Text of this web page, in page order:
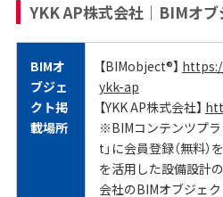
YKK AP株式会社｜BIMオ
BIMオ
ブジェ
クト掲
載場所
【BIMobject®】
ykk-ap
【YKK AP株式会社】
※BIMコンテンツプ
t」に会員登録（無料
を活用した設備設計
会社のBIMオブジェ